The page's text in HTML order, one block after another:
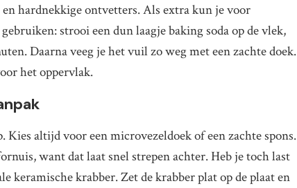
hardnekkige ontvetters. Als extra kun je voor
strooi een dun laagje baking soda op de vlek,
Daarna veeg je het vuil zo weg met een zachte doek.
het oppervlak.
Kies altijd voor een microvezeldoek of een zachte spons.
want dat laat snel strepen achter. Heb je toch last
keramische krabber. Zet de krabber plat op de plaat en